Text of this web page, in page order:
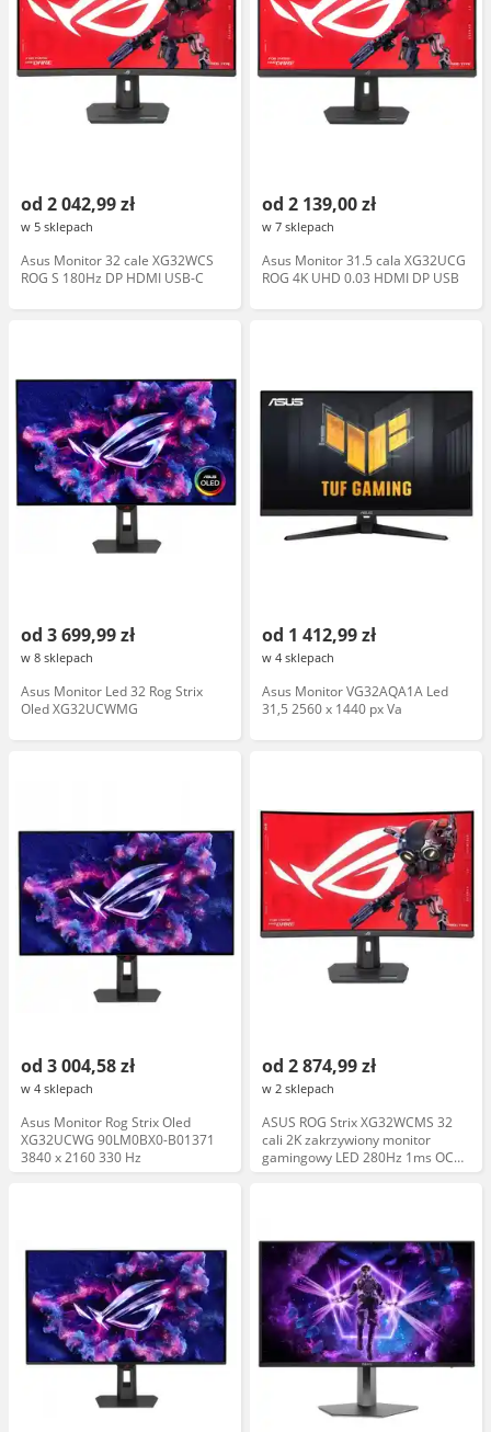
od 2 042,99 zł
w 5 sklepach
Asus Monitor 32 cale XG32WCS
ROG S 180Hz DP HDMI USB-C
od 2 139,00 zł
w 7 sklepach
Asus Monitor 31.5 cala XG32UCG
ROG 4K UHD 0.03 HDMI DP USB
od 3 699,99 zł
w 8 sklepach
Asus Monitor Led 32 Rog Strix
Oled XG32UCWMG
od 1 412,99 zł
w 4 sklepach
Asus Monitor VG32AQA1A Led
31,5 2560 x 1440 px Va
od 3 004,58 zł
w 4 sklepach
Asus Monitor Rog Strix Oled
XG32UCWG 90LM0BX0-B01371
3840 x 2160 330 Hz
od 2 874,99 zł
w 2 sklepach
ASUS ROG Strix XG32WCMS 32
cali 2K zakrzywiony monitor
gamingowy LED 280Hz 1ms OC
VA